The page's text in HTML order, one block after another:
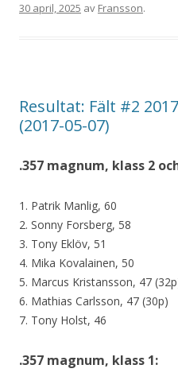
30 april, 2025 av Fransson.
Resultat: Fält #2
(2017-05-07)
.357 magnum, klass 2
1. Patrik Manlig, 60
2. Sonny Forsberg, 58
3. Tony Eklöv, 51
4. Mika Kovalainen, 50
5. Marcus Kristansson, 47
6. Mathias Carlsson, 47 (30p)
7. Tony Holst, 46
.357 magnum, klass 1: